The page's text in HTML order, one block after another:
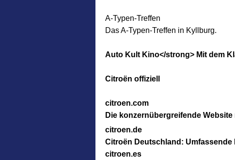
A-Typen-Treffen
Das A-Typen-Treffen in Kyllburg.
Auto Kult Kino</strong> Mit dem
Citroën offiziell
citroen.com
Die konzernübergreifende
citroen.de
Citroën Deutschland:
citroen.es